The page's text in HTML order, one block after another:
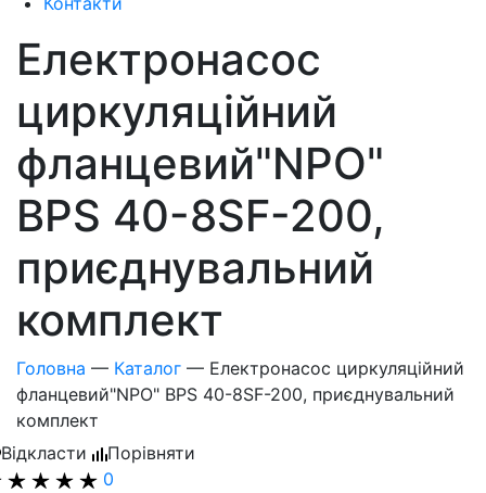
Електронасос
циркуляційний
фланцевий"NPO"
BPS 40-8SF-200,
приєднувальний
комплект
Головна — Каталог — Електронасос циркуляційний
фланцевий"NPO" BPS 40-8SF-200, приєднувальний
комплект
Відкласти
Порівняти
0